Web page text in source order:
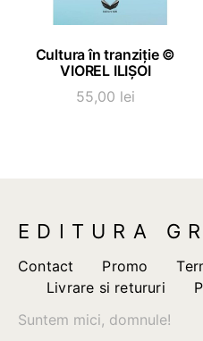
ADAUGĂ ÎN COȘ
Cultura în tranziție ©
VIOREL ILIȘOI
55,00 lei
EDITURA
Contact Promo
Livrare si retururi
Suntem mici, domnule!